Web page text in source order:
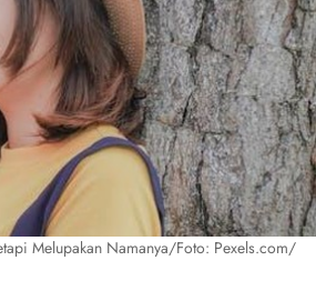
Melupakan Namanya/Foto: Pexels.com/